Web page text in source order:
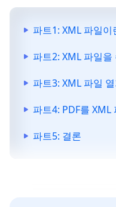
파트1: XML 파일이
파트2: XML 파일
파트3: XML 파일
파트4: PDF를 XML
파트5: 결론